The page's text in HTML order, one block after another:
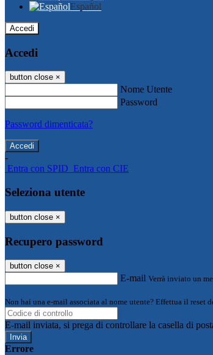
Español
Accedi
Accedi
button close ×
Nome Utente
Password
Password dimenticata?
-
Entra con SPID Entra con CIE
Seleziona utente
button close ×
Recupero password
button close ×
E-mail Verrà inviato un
Non hai una e-mail associata al nome utente? Effettua il reset
E-mail inviata, si prega di controllare la casella di
Errore